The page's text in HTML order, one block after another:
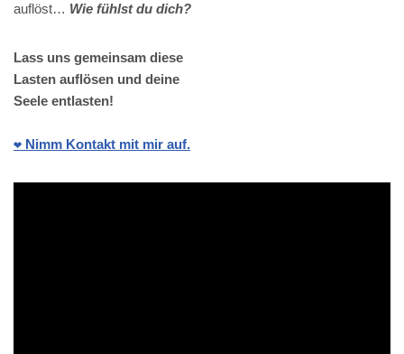
auflöst… Wie fühlst du dich?
Lass uns gemeinsam diese
Lasten auflösen und deine
Seele entlasten!
❤️ Nimm Kontakt mit mir auf.